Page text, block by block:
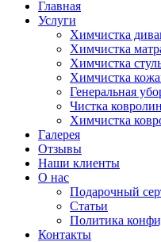
Главная
Услуги
Химчистка
Химчистка
Химчистка
Химчистка
Генеральная
Чистка
Химчистка
Галерея
Отзывы
Наши клиенты
О нас
Подарочный
Статьи
Политика
Контакты